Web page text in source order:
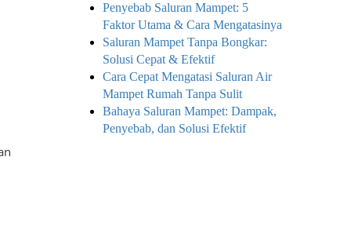
Penyebab Saluran Mampet: 5
Faktor Utama & Cara Mengatasinya
Saluran Mampet Tanpa Bongkar:
Solusi Cepat & Efektif
Cara Cepat Mengatasi Saluran Air
Mampet Rumah Tanpa Sulit
Bahaya Saluran Mampet: Dampak,
Penyebab, dan Solusi Efektif